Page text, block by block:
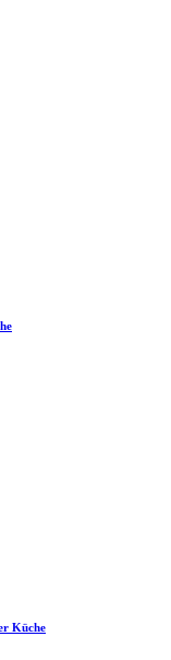
Küche